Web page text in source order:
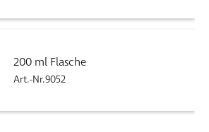
200 ml Flasche
Art.-Nr.9052